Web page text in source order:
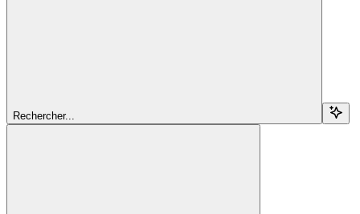
Rechercher...